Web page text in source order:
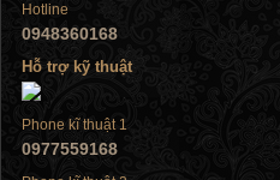
Tủ đứng
Hotline
0948360168
Hỗ trợ kỹ thuật
Phone kĩ thuật 1
0977559168